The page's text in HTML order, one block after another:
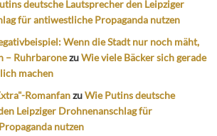
deutsche Lautsprecher den Leipziger
für antiwestliche Propaganda nutzen
Wenn die Stadt nur noch mäht,
– RuhrbaronezuWie viele Bäcker sich gerade
machen
RomanfanzuWie Putins deutsche
Leipziger Drohnenanschlag für
nutzen